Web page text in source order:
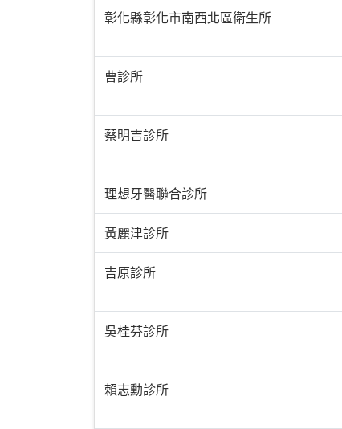
彰化縣彰化市南西北區衛生所
曹診所
蔡明吉診所
理想牙醫聯合診所
黃麗津診所
吉原診所
吳桂芬診所
賴志勳診所